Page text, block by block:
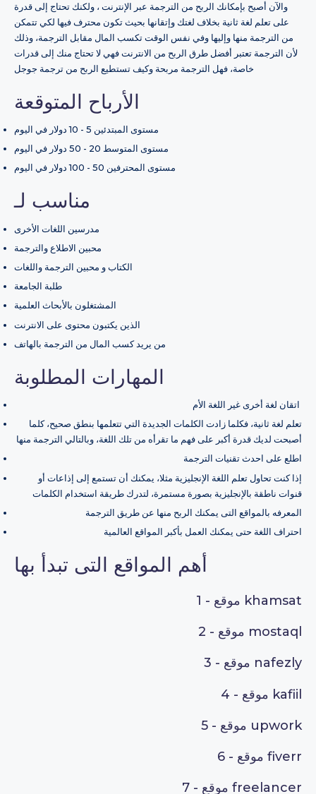
والآن أصبح بإمكانك الربح من الترجمة عبر الإنترنت ، ولكنك تحتاج إلى قدرة
على تعلم لغة ثانية بخلاف لغتك وإتقانها بحيث تكون محترف فيها لكي تتمكن
من الترجمة منها وإليها وفي نفس الوقت تكسب المال مقابل الترجمة، وذلك
لأن الترجمة تعتبر أفضل طرق الربح من الانترنت فهي لا تحتاج منك إلى قدرات
خاصة، فهل الترجمة مربحة وكيف تستطيع الربح من ترجمة جوجل
الأرباح المتوقعة
مستوى المبتدئين 5 - 10 دولار في اليوم
مستوى المتوسط 20 - 50 دولار في اليوم
مستوى المحترفين 50 - 100 دولار في اليوم
مناسب لـ
محبين الاطلاع والترجمة
طلبة الجامعة
المشتغلون بالأبحاث العلمية
الذين يكتبون محتوى على الانترنت
من يريد كسب المال من الترجمة بالهاتف
المهارات المطلوبة
تعلم لغة ثانية، فكلما زادت الكلمات الجديدة التي تتعلمها بنطق صحيح، كلما
أصبحت لديك قدرة أكبر على فهم ما تقرأه من تلك اللغة، وبالتالي الترجمة منها
اطلع على احدث تقنيات الترجمة
إذا كنت تحاول تعلم اللغة الإنجليزية مثلا، يمكنك أن تستمع إلى إذاعات أو
قنوات ناطقة بالإنجليزية بصورة مستمرة، لتدرك طريقة استخدام الكلمات
المعرفه بالمواقع التى يمكنك الربح منها عن طريق الترجمة
احتراف اللغة حتى يمكنك العمل بأكبر المواقع العالمية
1 - موقع khamsat
2 - موقع mostaql
3 - موقع nafezly
4 - موقع kafiil
5 - موقع upwork
6 - موقع fiverr
7 - موقع freelancer